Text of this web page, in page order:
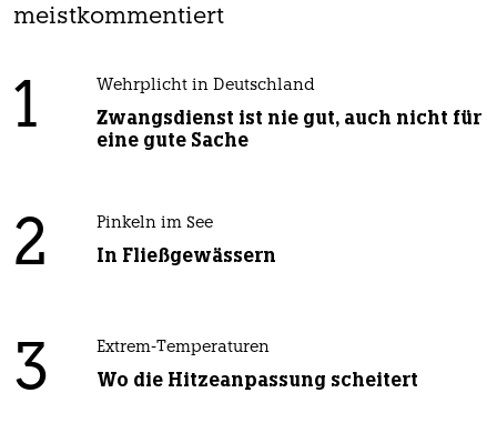
meistkommentiert
1 Wehrplicht in Deutschland
Zwangsdienst ist nie gut, auch nicht für
eine gute Sache
2 Pinkeln im See
In Fließgewässern
3 Extrem-Temperaturen
Wo die Hitzeanpassung scheitert